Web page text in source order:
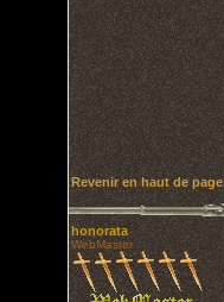
Revenir en haut de page
honorata
WebMaster